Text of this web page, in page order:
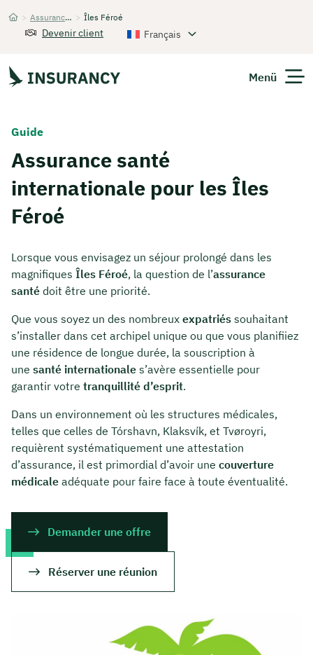
Startseite
> Assurance santé internationale > Îles Féroé
Devenir client Français
Menü
Guide
Assurance santé
internationale pour les Îles
Féroé
Lorsque vous envisagez un séjour prolongé dans les
magnifiques Îles Féroé, la question de l’assurance
santé doit être une priorité.
Que vous soyez un des nombreux expatriés souhaitant
s’installer dans cet archipel unique ou que vous planifiiez
une résidence de longue durée, la souscription à
une santé internationale s’avère essentielle pour
garantir votre tranquillité d’esprit.
Dans un environnement où les structures médicales,
telles que celles de Tórshavn, Klaksvík, et Tvøroyri,
requièrent systématiquement une attestation
d’assurance, il est primordial d’avoir une couverture
médicale adéquate pour faire face à toute éventualité.
Demander une offre
Réserver une réunion